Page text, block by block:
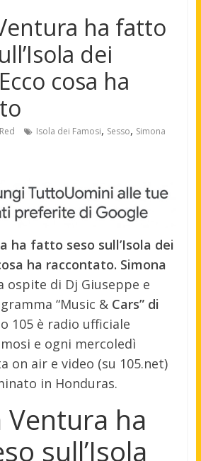
ha fatto
dei
cosa ha
Red Isola dei Famosi, Sesso, Simona
ha fatto seso sull’Isola dei
ha raccontato. Simona
ospite di Dj Giuseppe e
“Music & Cars” di
105 è radio ufficiale
e ogni mercoledì
on air e video (su 105.net)
in Honduras.
Ventura ha
sull’Isola